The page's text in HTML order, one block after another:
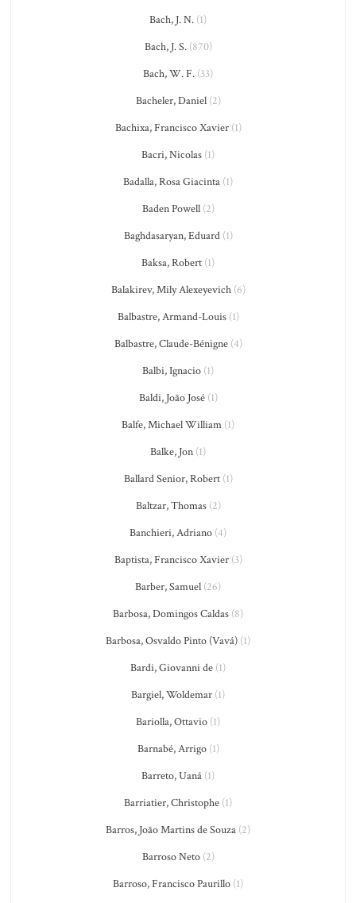
Bach, J. N. (1)
Bach, J. S.(870)
Bach, W. F. (33)
Bacheler, Daniel(2)
Bachixa, Francisco Xavier(1)
Bacri, Nicolas (1)
Badalla, Rosa Giacinta (1)
Baden Powell(2)
Baghdasaryan, Eduard(1)
Baksa, Robert (1)
Balakirev, Mily Alexeyevich(6)
Balbastre, Armand-Louis(1)
Balbastre, Claude-Bénigne(4)
Balbi, Ignacio (1)
Baldi, João José(1)
Balfe, Michael William (1)
Balke, Jon (1)
Ballard Senior, Robert(1)
Baltzar, Thomas(2)
Banchieri, Adriano (4)
Baptista, Francisco Xavier(3)
Barber, Samuel (26)
Barbosa, Domingos Caldas (8)
Barbosa, Osvaldo Pinto (Vavá) (1)
Bardi, Giovanni de (1)
Bargiel, Woldemar (1)
Bariolla, Ottavio (1)
Barnabé, Arrigo(1)
Barreto, Uaná (1)
Barriatier, Christophe (1)
Barros, João Martins de Souza (2)
Barroso Neto(2)
Barroso, Francisco Paurillo (1)